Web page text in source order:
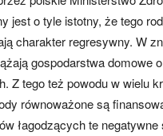
jest o tyle istotny, że tego
charakter regresywny. W
gospodarstwa domowe
Z tego też powodu w wielu
równoważone są
łagodzących te